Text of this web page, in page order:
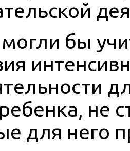
бы
не
для него